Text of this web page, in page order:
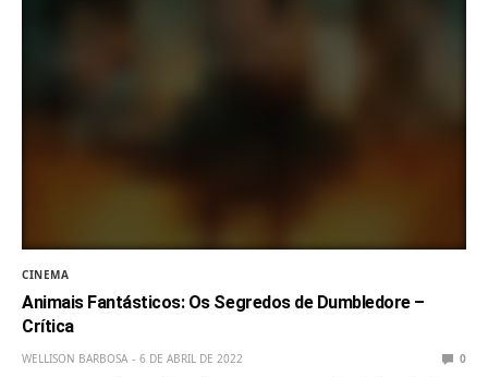
CINEMA
Animais Fantásticos: Os Segredos de Dumbledore –
Crítica
WELLISON BARBOSA 6 DE ABRIL DE 2022 0